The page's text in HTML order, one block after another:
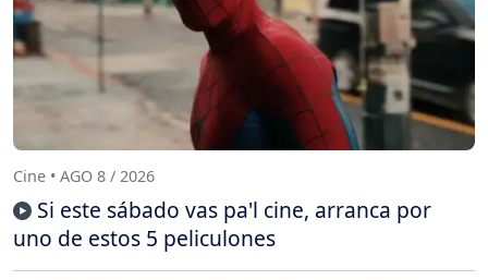
Cine • AGO 8 / 2026
Si este sábado vas pa'l cine, arranca por
uno de estos 5 peliculones